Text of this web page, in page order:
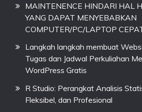
MAINTENENCE HINDARI HAL
YANG DAPAT MENYEBABKAN
COMPUTER/PC/LAPTOP
Langkah langkah membuat
Tugas dan Jadwal Perkuliahan
WordPress Gratis
R Studio: Perangkat Analisis
Fleksibel, dan Profesional